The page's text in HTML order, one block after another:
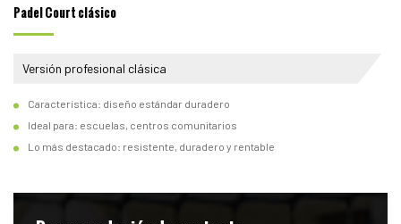
Padel Court clásico
Versión profesional clásica
Característica: diseño estándar duradero
Ideal para: escuelas, centros comunitarios
Lo más destacado: resistente, duradero y rentable